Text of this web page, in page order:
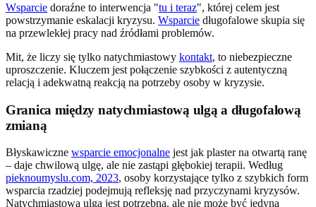
Wsparcie doraźne to interwencja "tu i teraz", której celem jest
powstrzymanie eskalacji kryzysu. Wsparcie długofalowe skupia się
na przewlekłej pracy nad źródłami problemów.
Mit, że liczy się tylko natychmiastowy kontakt, to niebezpieczne
uproszczenie. Kluczem jest połączenie szybkości z autentyczną
relacją i adekwatną reakcją na potrzeby osoby w kryzysie.
Granica między natychmiastową ulgą a długofalową
zmianą
Błyskawiczne wsparcie emocjonalne jest jak plaster na otwartą ranę
– daje chwilową ulgę, ale nie zastąpi głębokiej terapii. Według
pieknoumyslu.com, 2023, osoby korzystające tylko z szybkich form
wsparcia rzadziej podejmują refleksję nad przyczynami kryzysów.
Natychmiastowa ulga jest potrzebna, ale nie może być jedyną